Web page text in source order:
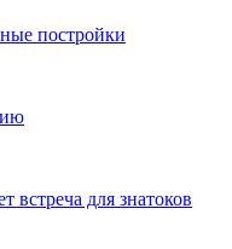
постройки
встреча для знатоков